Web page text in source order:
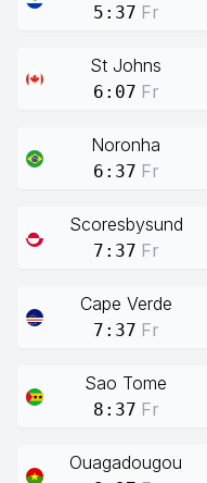
5:37 Fr
St Johns
6:07 Fr
Noronha
6:37 Fr
Scoresbysund
7:37 Fr
Cape Verde
7:37 Fr
Sao Tome
8:37 Fr
Ouagadougou